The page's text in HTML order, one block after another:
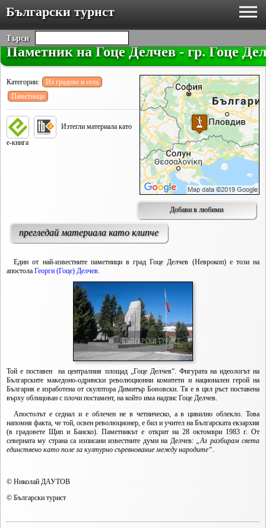
Български турист
Търси
Паметник на Гоце Делчев - гр. Гоце
Добави в любими
Категории:
Из градове и села
Паметници
Изтегли материала като
е-книга
прегледай материала като клипче
Един от най-известните паметници в град Гоце Делчев (Неврокоп) е този на
апостола Георги (Гоце) Делчев.
Той е поставен на централния площад „Гоце Делчев“. Фигурата на идеологът на
Българските македоно-одрински революционни комитети и национален герой на
България е изработена от скулптора Димитър Боновски. Тя е в цял ръст поставена
върху облицован с плочи постамент, на който има надпис Гоце Делчев.
Апостолът е седнал и е облечен не в четническо, а в цивилно облекло. Това
напомня факта, че той, освен революционер, е бил и учител на Българската екзархия
(в градовете Щип и Банско). Паметникът е открит на 28 октомври 1983 г. От
северната му страна са изписани известните думи на Делчев: „Аз разбирам света
единствено като поле за културно съревнование между народите“.
© Николай ДАУТОВ
© Български турист